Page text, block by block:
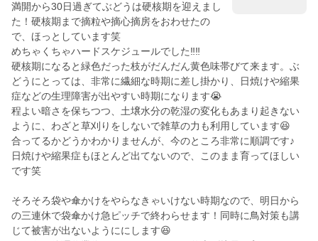
満開から30日過ぎてぶどうは硬核期を迎えまし
た！硬核期まで摘粒や摘心摘房をおわせたの
で、ほっとしています笑
めちゃくちゃハードスケジュールでした‼️‼️
硬核期になると緑色だった枝がだんだん黄色味帯びて来ます。ぶ
どうにとっては、非常に繊細な時期に差し掛かり、日焼けや縮果
症などの生理障害が出やすい時期になります😭
程よい暗さを保ちつつ、土壌水分の乾湿の変化もあまり起きない
ように、わざと草刈りをしないで雑草の力も利用しています😆
合ってるかどうかわかりませんが、今のところ非常に順調です♪
日焼けや縮果症もほとんど出てないので、このまま育ってほしい
です笑
そろそろ袋や傘かけをやらなきゃいけない時期なので、明日から
の三連休で袋傘かけ急ピッチで終わらせます！同時に鳥対策も講
じて被害が出ないようににします😆